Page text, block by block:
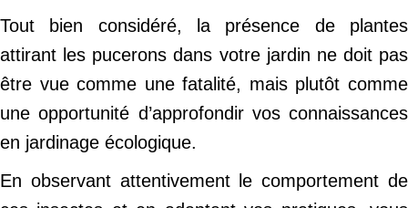
Tout bien considéré, la présence de plantes
attirant les pucerons dans votre jardin ne doit pas
être vue comme une fatalité, mais plutôt comme
une opportunité d’approfondir vos connaissances
en jardinage écologique.
En observant attentivement le comportement de